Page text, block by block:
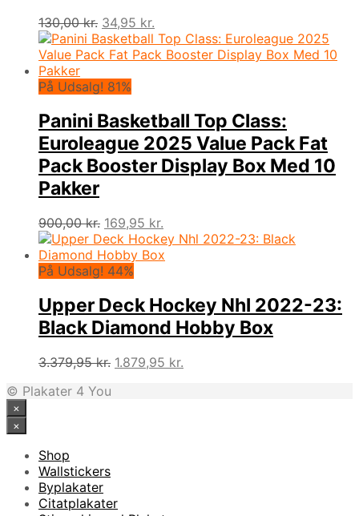
130,00kr. Den
oprindelige
pris
130,00 kr..
34,95 kr.
aktuelle
pris
På Udsalg! 81%
Panini Basketball Top Class:
Euroleague 2025 Value Pack Fat
Pack Booster Display Box Med 10
Pakker
900,00kr. Den
oprindelige
pris
var:
169,95 kr.
aktuelle
pris
På Udsalg! 44%
Upper Deck Hockey Nhl 2022-23:
Black Diamond Hobby Box
3.379,95kr. Den
1.879,95 kr.
© Plakater 4 You
×
×
Shop
Wallstickers
Byplakater
Citatplakater